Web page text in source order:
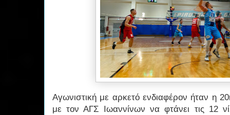
Αγωνιστική με αρκετό ενδιαφέρον ήταν η
με τον ΑΓΣ Ιωαννίνων να φτάνει τις 12